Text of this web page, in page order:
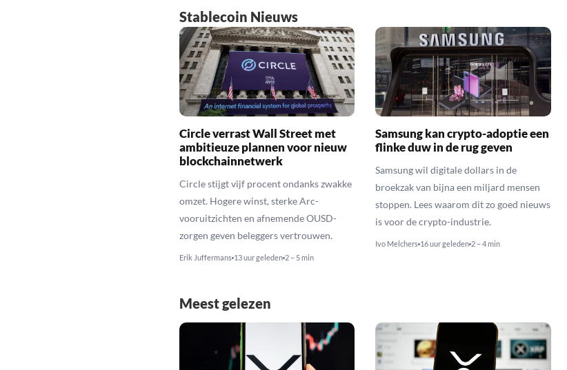
Stablecoin Nieuws
Circle verrast Wall Street met
ambitieuze plannen voor nieuw
blockchainnetwerk
Circle stijgt vijf procent ondanks zwakke
omzet. Hogere winst, sterke Arc-
vooruitzichten en afnemende OUSD-
zorgen geven beleggers vertrouwen.
Erik Juffermans 13 uur geleden 2 – 5 min
Samsung kan crypto-adoptie een
flinke duw in de rug geven
Samsung wil digitale dollars in de
broekzak van bijna een miljard mensen
stoppen. Lees waarom dit zo goed nieuws
is voor de crypto-industrie.
Ivo Melchers 16 uur geleden 2 – 4 min
Meest gelezen